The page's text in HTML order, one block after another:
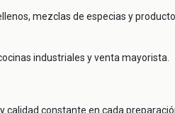
mezclas de especias y
industriales y venta mayorista.
calidad constante en cada